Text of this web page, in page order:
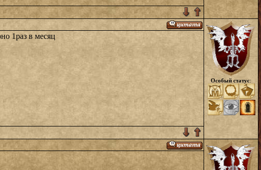
1раз в месяц
Особый статус: